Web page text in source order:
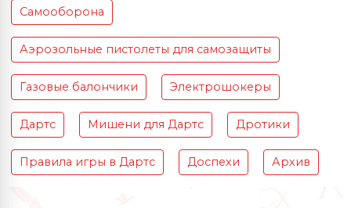
Самооборона
Аэрозольные пистолеты для самозащиты
Газовые балончики Электрошокеры
Дартс Мишени для Дартс Дротики
Правила игры в Дартс Доспехи Архив